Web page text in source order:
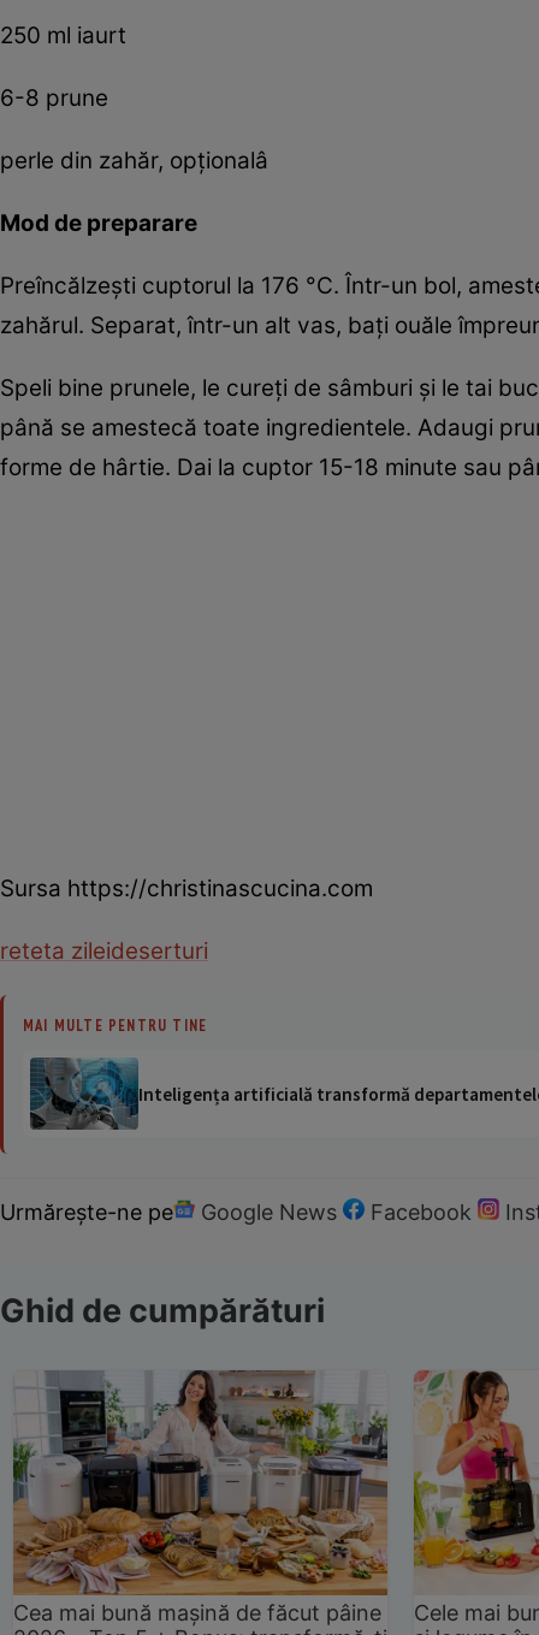
250 ml iaurt
6-8 prune
perle din zahăr, opţionalâ
Mod de preparare
Preîncălzeşti cuptorul la 176 °C. Într-un bol,
zahărul. Separat, într-un alt vas, baţi ouăle
Speli bine prunele, le cureţi de sâmburi şi le tai
până se amestecă toate ingredientele. Adaugi
forme de hârtie. Dai la cuptor 15-18 minute sau
Sursa https://christinascucina.com
reteta zileideserturi
MAI MULTE PENTRU TINE
Inteligența artificială transformă
Urmărește-ne pe Google News Facebook
Ghid de cumpărături
Cea mai bună mașină de făcut pâine
Cele mai